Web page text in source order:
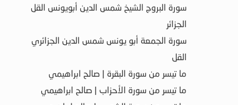
سورة البروج الشيخ شمس الدين أبويونس القل
الجزائر
سورة الجمعة أبو يونس شمس الدين الجزائري
القل
ما تيسر من سورة البقرة | صالح ابراهيمي
ما تيسر من سورة الأحزاب | صالح ابراهيمي